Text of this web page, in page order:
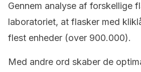
Gennem analyse af forskellige
laboratoriet, at flasker med
flest enheder (over 900.000).
Med andre ord skaber de